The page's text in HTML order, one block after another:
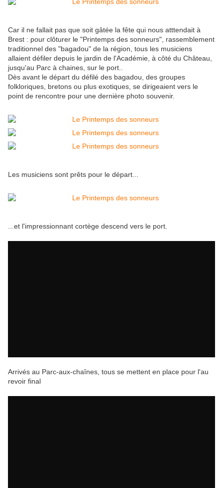
Car il ne fallait pas que soit gâtée la fête qui nous atttendait à
Brest : pour clôturer le "Printemps des sonneurs", rassemblement
traditionnel des "bagadou" de la région, tous les musiciens
allaient défiler depuis le jardin de l'Académie, à côté du Château,
jusqu'au Parc à chaines, sur le port..
Dès avant le départ du défilé des bagadou, des groupes
folkloriques, bretons ou plus exotiques, se dirigeaient vers le
point de rencontre pour une dernière photo souvenir.
Les musiciens sont prêts pour le départ...
...et l'impressionnant cortège descend vers le port.
Arrivés au Parc-aux-chaînes, tous se mettent en place pour l'au
revoir final